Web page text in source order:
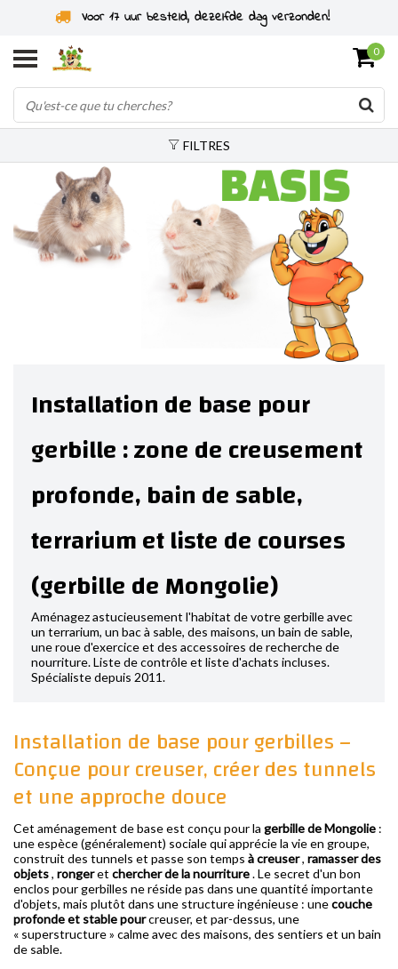
Spécialiste des rongeurs depuis 2011
0
FILTRES
Installation de base pour
gerbille : zone de creusement
profonde, bain de sable,
terrarium et liste de courses
(gerbille de Mongolie)
Aménagez astucieusement l'habitat de votre gerbille avec
un terrarium, un bac à sable, des maisons, un bain de sable,
une roue d'exercice et des accessoires de recherche de
nourriture. Liste de contrôle et liste d'achats incluses.
Spécialiste depuis 2011.
Installation de base pour gerbilles –
Conçue pour creuser, créer des tunnels
et une approche douce
Cet aménagement de base est conçu pour la gerbille de Mongolie :
une espèce (généralement) sociale qui apprécie la vie en groupe,
construit des tunnels et passe son temps à creuser, ramasser des
objets, rongeret chercher de la nourriture. Le secret d'un bon
enclos pour gerbilles ne réside pas dans une quantité importante
d'objets, mais plutôt dans une structure ingénieuse : unecouche
profonde et stable pourcreuser, et par-dessus, une
« superstructure » calme avec des maisons, des sentiers et un bain
de sable.